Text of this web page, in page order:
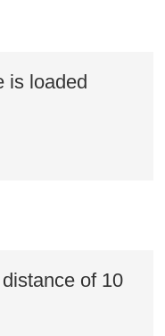
is loaded
of 10